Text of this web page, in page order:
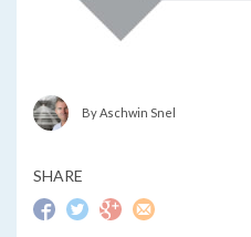
By Aschwin Snel
SHARE